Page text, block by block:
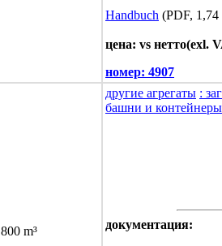
Handbuch (PDF,
цена: vs нетто(exl.
номер: 4907
800 m³
другие агрегаты :
башни и контейнеры
документация: